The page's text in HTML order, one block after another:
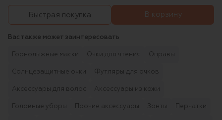
Быстрая покупка В корзину
Вас также может заинтересовать
Горнолыжные маски Очки для чтения Оправы
Солнцезащитные очки Футляры для очков
Аксессуары для волос Аксессуары из кожи
Головные уборы Прочие аксессуары Зонты Перчатки